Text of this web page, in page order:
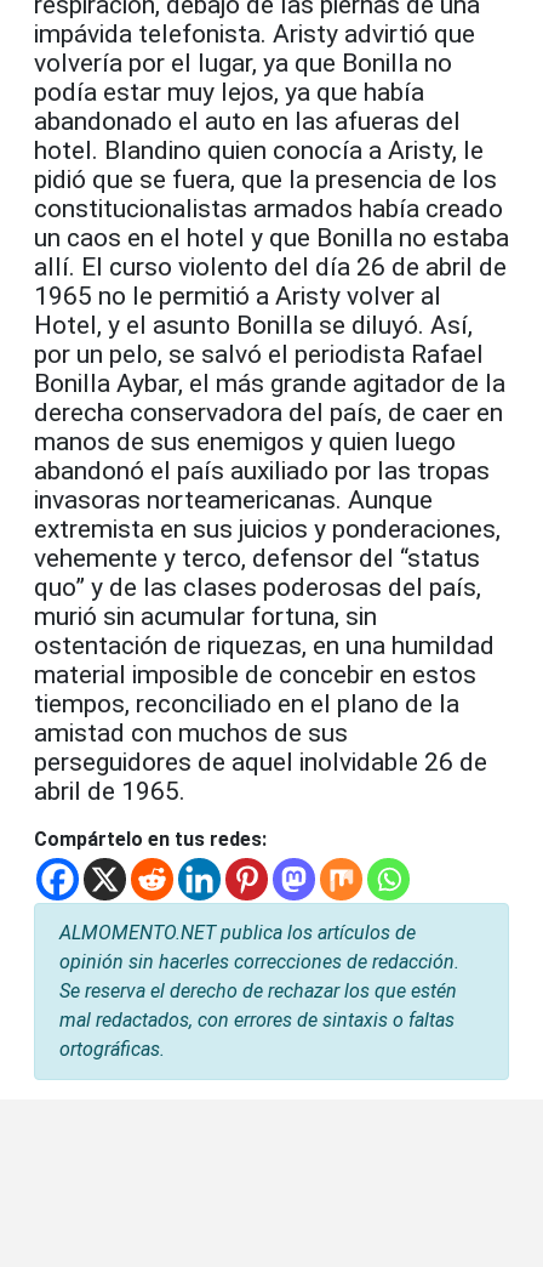
impávida telefonista. Aristy advirtió que
volvería por el lugar, ya que Bonilla no
podía estar muy lejos, ya que había
abandonado el auto en las afueras del
hotel. Blandino quien conocía a Aristy, le
pidió que se fuera, que la presencia de los
constitucionalistas armados había creado
un caos en el hotel y que Bonilla no estaba
allí. El curso violento del día 26 de abril de
1965 no le permitió a Aristy volver al
Hotel, y el asunto Bonilla se diluyó. Así,
por un pelo, se salvó el periodista Rafael
Bonilla Aybar, el más grande agitador de la
derecha conservadora del país, de caer en
manos de sus enemigos y quien luego
abandonó el país auxiliado por las tropas
invasoras norteamericanas. Aunque
extremista en sus juicios y ponderaciones,
vehemente y terco, defensor del “status
quo” y de las clases poderosas del país,
murió sin acumular fortuna, sin
ostentación de riquezas, en una humildad
material imposible de concebir en estos
tiempos, reconciliado en el plano de la
amistad con muchos de sus
perseguidores de aquel inolvidable 26 de
abril de 1965.
Compártelo en tus redes:
ALMOMENTO.NET publica los artículos de
opinión sin hacerles correcciones de redacción.
Se reserva el derecho de rechazar los que estén
mal redactados, con errores de sintaxis o faltas
ortográficas.